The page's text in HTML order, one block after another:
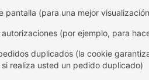
pantalla (para una mejor
autorizaciones (por ejemplo, para
duplicados (la cookie
realiza usted un pedido duplicado)